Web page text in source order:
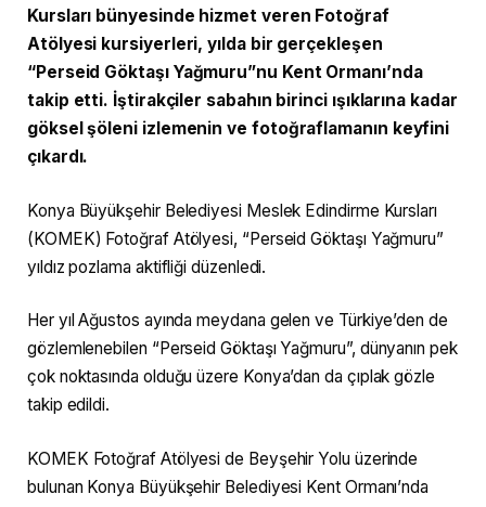
Kursları bünyesinde hizmet veren Fotoğraf
Atölyesi kursiyerleri, yılda bir gerçekleşen
“Perseid Göktaşı Yağmuru”nu Kent Ormanı’nda
takip etti. İştirakçiler sabahın birinci ışıklarına kadar
göksel şöleni izlemenin ve fotoğraflamanın keyfini
çıkardı.
Konya Büyükşehir Belediyesi Meslek Edindirme Kursları
(KOMEK) Fotoğraf Atölyesi, “Perseid Göktaşı Yağmuru”
yıldız pozlama aktifliği düzenledi.
Her yıl Ağustos ayında meydana gelen ve Türkiye’den de
gözlemlenebilen “Perseid Göktaşı Yağmuru”, dünyanın pek
çok noktasında olduğu üzere Konya’dan da çıplak gözle
takip edildi.
KOMEK Fotoğraf Atölyesi de Beyşehir Yolu üzerinde
bulunan Konya Büyükşehir Belediyesi Kent Ormanı’nda